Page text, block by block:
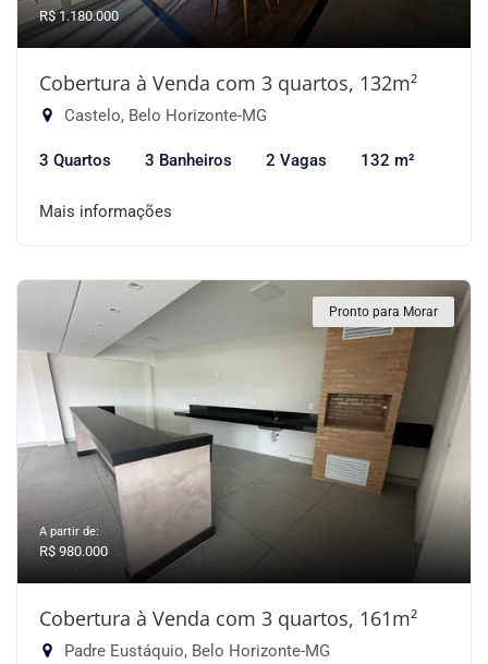
R$ 1.180.000
Cobertura à Venda com 3 quartos, 132m²
Castelo, Belo Horizonte-MG
3 Quartos 3 Banheiros 2 Vagas 132 m²
Mais informações
Pronto para Morar
A partir de:
R$ 980.000
Cobertura à Venda com 3 quartos, 161m²
Padre Eustáquio, Belo Horizonte-MG